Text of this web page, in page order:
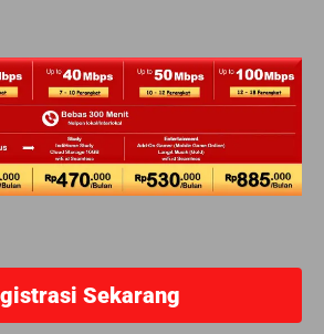
Sekarang